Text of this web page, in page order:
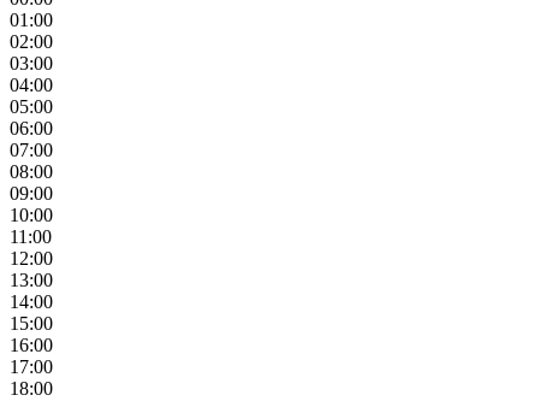
01:00
02:00
03:00
04:00
05:00
06:00
07:00
08:00
09:00
10:00
11:00
12:00
13:00
14:00
15:00
16:00
17:00
18:00